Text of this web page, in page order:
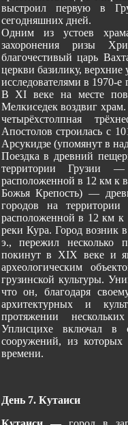
выстроил первую в
сегодняшних дней.
Одним из устоев
захоронения ризы
благочестивый царь
церкви базилику,
исследователями в 1970-е
В XI веке на месте
Мелкиседек воздвиг
четырёхстолпная
Апостолов строилась с
Арсукидзе (упомянут в
Поездка в древний
территории Грузии
расположенной в 12 км к
Божья Крепость) —
городов на
расположенной в 12 км к
реки Кура. Город возник
э., пережил несколько
покинут в XIX веке и
археологическим
грузинской культуры.
что он, благодаря
архитектурных и
протяжении
Уплисцихе включал
сооружений, из которых
времени.
День 7. Кутаиси